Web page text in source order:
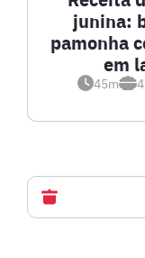
junina:
pamonha
em
45m 4